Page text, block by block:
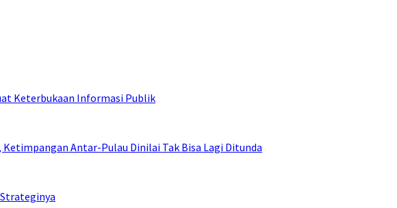
Keterbukaan Informasi Publik
Ketimpangan Antar-Pulau Dinilai Tak Bisa Lagi Ditunda